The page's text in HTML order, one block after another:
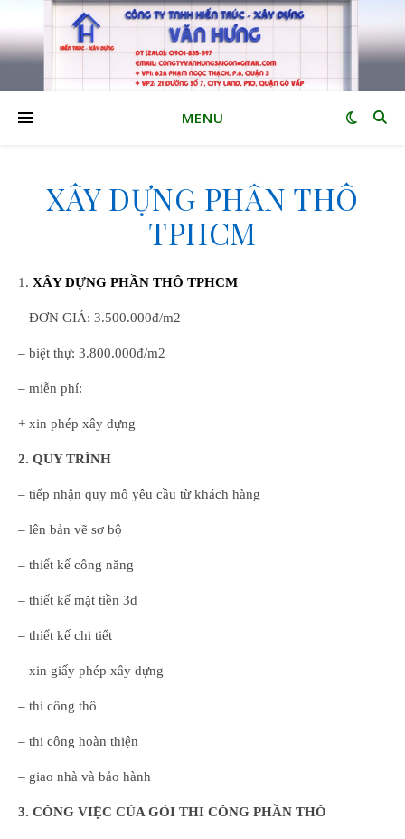
MENU
XÂY DỰNG PHẦN THÔ
TPHCM
XÂY DỰNG PHẦN THÔ TPHCM
– ĐƠN GIÁ: 3.500.000đ/m2
– biệt thự: 3.800.000đ/m2
– miễn phí:
+ xin phép xây dựng
2. QUY TRÌNH
– tiếp nhận quy mô yêu cầu từ khách hàng
– lên bản vẽ sơ bộ
– thiết kế công năng
– thiết kế mặt tiền 3d
– thiết kế chi tiết
– xin giấy phép xây dựng
– thi công thô
– thi công hoàn thiện
– giao nhà và bảo hành
3. CÔNG VIỆC CỦA GÓI THI CÔNG PHẦN THÔ